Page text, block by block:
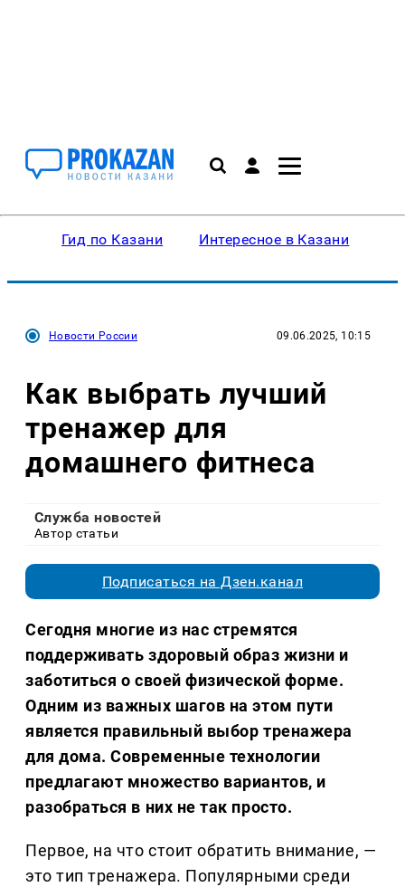
Гид по Казани Интересное в Казани
Новости России 09.06.2025, 10:15
Как выбрать лучший
тренажер для
домашнего фитнеса
Служба новостей
Автор статьи
Подписаться на Дзен.канал
Сегодня многие из нас стремятся
поддерживать здоровый образ жизни и
заботиться о своей физической форме.
Одним из важных шагов на этом пути
является правильный выбор тренажера
для дома. Современные технологии
предлагают множество вариантов, и
разобраться в них не так просто.
Первое, на что стоит обратить внимание, —
это тип тренажера. Популярными среди